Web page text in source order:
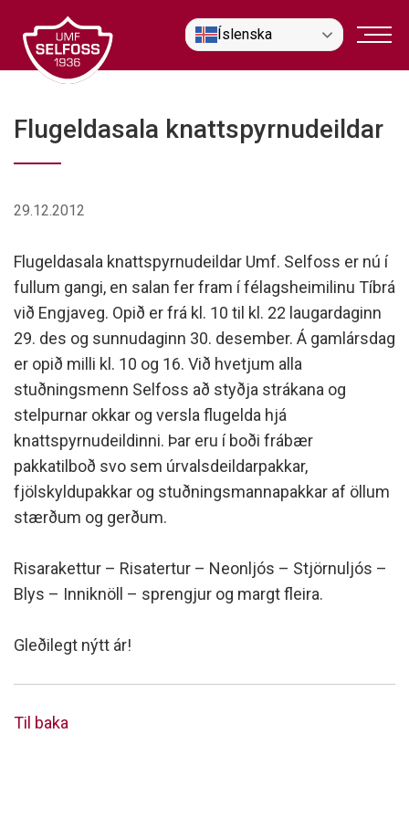
efni
Íslenska
Flugeldasala knattspyrnudeildar
29.12.2012
Flugeldasala knattspyrnudeildar Umf. Selfoss er nú í
fullum gangi, en salan fer fram í félagsheimilinu Tíbrá
við Engjaveg. Opið er frá kl. 10 til kl. 22 laugardaginn
29. des og sunnudaginn 30. desember. Á gamlársdag
er opið milli kl. 10 og 16. Við hvetjum alla
stuðningsmenn Selfoss að styðja strákana og
stelpurnar okkar og versla flugelda hjá
knattspyrnudeildinni. Þar eru í boði frábær
pakkatilboð svo sem úrvalsdeildarpakkar,
fjölskyldupakkar og stuðningsmannapakkar af öllum
stærðum og gerðum.
Risarakettur – Risatertur – Neonljós – Stjörnuljós –
Blys – Inniknöll – sprengjur og margt fleira.
Gleðilegt nýtt ár!
Til baka